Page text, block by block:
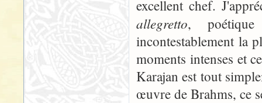
excellent chef.
allegretto,
incontestablement la
moments intenses et
Karajan est tout
œuvre de Brahms, ce